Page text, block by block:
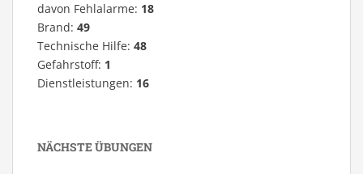
davon Fehlalarme: 18
Brand: 49
Technische Hilfe: 48
Gefahrstoff: 1
Dienstleistungen: 16
NÄCHSTE ÜBUNGEN